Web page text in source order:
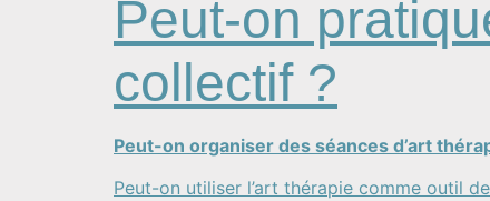
Peut-on
collectif ?
Peut-on organiser des séances d’art
Peut-on utiliser l’art thérapie comme outil